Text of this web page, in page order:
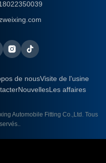
de nousVisite de l'usine
NouvellesLes affaires
Automobile Fitting Co.,Ltd. Tous